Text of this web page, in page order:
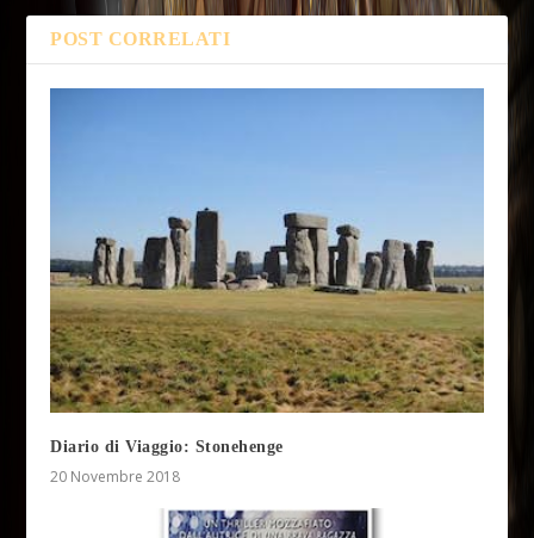
POST CORRELATI
Diario di Viaggio: Stonehenge
20 Novembre 2018